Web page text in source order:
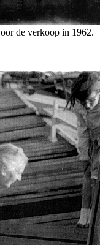
de verkoop in 1962.